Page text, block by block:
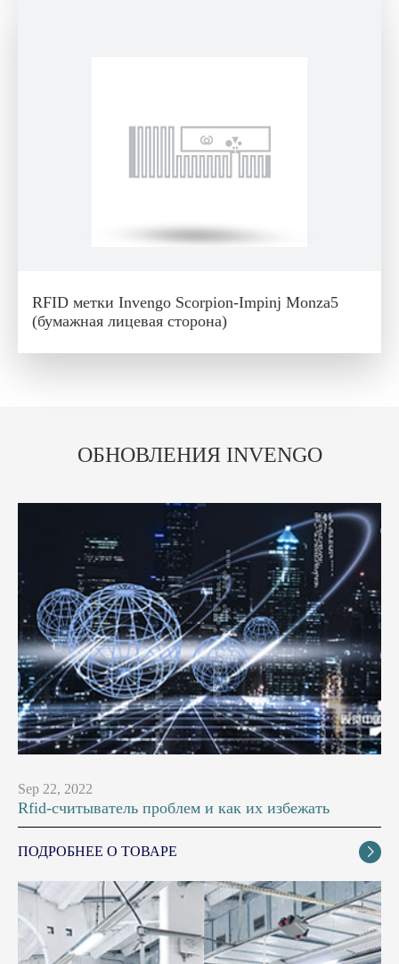
RFID метки Invengo Scorpion-Impinj Monza5
(бумажная лицевая сторона)
ОБНОВЛЕНИЯ INVENGO
Sep 22, 2022
Rfid-считыватель проблем и как их избежать
ПОДРОБНЕЕ О ТОВАРЕ 